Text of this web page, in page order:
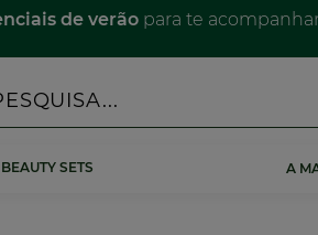
de verão para te
BEAUTY SETS A